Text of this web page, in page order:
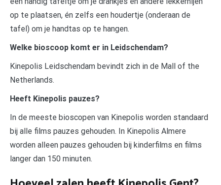
op te plaatsen, én zelfs een houdertje (onderaan de
tafel) om je handtas op te hangen.
Welke bioscoop komt er in Leidschendam?
Kinepolis Leidschendam bevindt zich in de Mall of the
Netherlands.
Heeft Kinepolis pauzes?
In de meeste bioscopen van Kinepolis worden standaard
bij alle films pauzes gehouden. In Kinepolis Almere
worden alleen pauzes gehouden bij kinderfilms en films
langer dan 150 minuten.